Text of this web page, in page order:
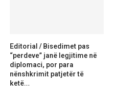
Editorial / Bisedimet pas
“perdeve” janë legjitime në
diplomaci, por para
nënshkrimit patjetër të
ketë...